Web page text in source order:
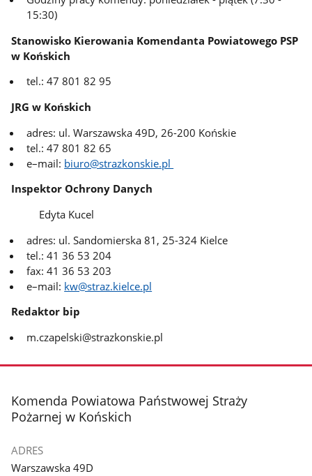
15:30)
Stanowisko Kierowania Komendanta Powiatowego PSP
w Końskich
tel.: 47 801 82 95
JRG w Końskich
adres: ul. Warszawska 49D, 26-200 Końskie
tel.: 47 801 82 65
e–mail: biuro@strazkonskie.pl
Inspektor Ochrony Danych
Edyta Kucel
adres: ul. Sandomierska 81, 25-324 Kielce
tel.: 41 36 53 204
fax: 41 36 53 203
e–mail: kw@straz.kielce.pl
Redaktor bip
m.czapelski@strazkonskie.pl
stopka
Komenda Powiatowa Państwowej Straży
Pożarnej w Końskich
ADRES
Warszawska 49D